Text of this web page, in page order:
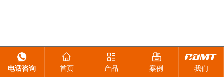
电话咨询 首页 产品 案例 我们